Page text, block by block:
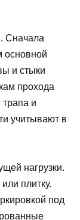
Сначала
основной
и стыки
прохода
трапа и
учитывают в
нагрузки.
плитку.
под